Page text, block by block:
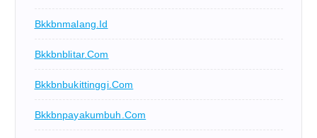
Bkkbnmalang.id
Bkkbnblitar.com
Bkkbnbukittinggi.com
Bkkbnpayakumbuh.com